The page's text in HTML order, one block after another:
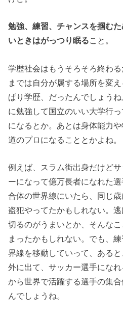
勉強、練習、チャンスを掴むた
いときはがっつり眠ること。
学歴社会はもうそろそろ終わ
までは自分が属する場所を変
ぱり学歴、だったんでしょう
に勉強して国立のいい大学行
になるとか。あとは身体能力
道のプロになることとかよね。
例えば、スラム街出身だけど
ーになって億万長者になれた
合体の世界線にいたら、同じ
盗犯やってたかもしれない。
切るのがうまいとか、そんな
まったかもしれない。でも、
界線を移動していって、ある
外に出て、サッカー選手にな
から世界で活躍する選手の集
んでしょうね。